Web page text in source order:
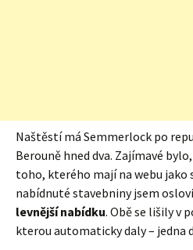
Naštěstí má Semmerlock po
Berouně hned dva. Zajímavé
toho, kterého mají na webu jako
nabídnuté stavebniny jsem
levnější nabídku. Obě se lišily v
kterou automaticky daly – jedna